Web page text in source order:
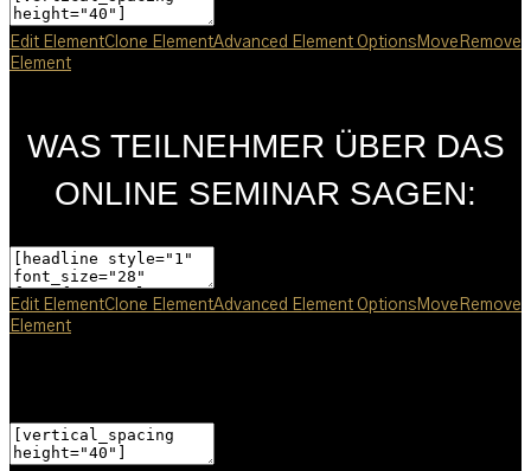
Edit ElementClone ElementAdvanced Element Options Move Remove
Element
WAS TEILNEHMER ÜBER DAS
ONLINE SEMINAR SAGEN:
Edit ElementClone ElementAdvanced Element Options Move Remove
Element